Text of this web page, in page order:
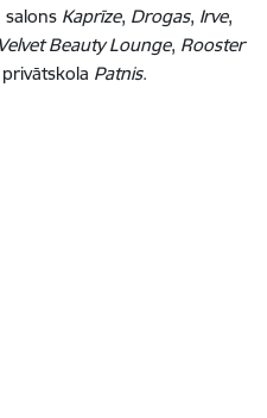
salons Kaprīze, Drogas, Irve,
Velvet Beauty Lounge, Rooster
Patnis.